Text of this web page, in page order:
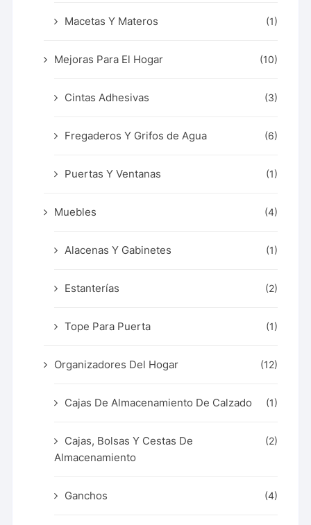
Macetas Y Materos (1)
Mejoras Para El Hogar (10)
Cintas Adhesivas (3)
Fregaderos Y Grifos de Agua (6)
Puertas Y Ventanas (1)
Muebles (4)
Alacenas Y Gabinetes (1)
Estanterías (2)
Tope Para Puerta (1)
Organizadores Del Hogar (12)
Cajas De Almacenamiento De Calzado (1)
Cajas, Bolsas Y Cestas De
Almacenamiento
(2)
Ganchos (4)